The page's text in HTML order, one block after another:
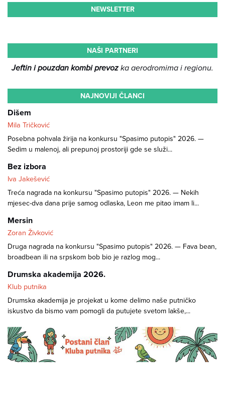
NEWSLETTER
NAŠI PARTNERI
Jeftin i pouzdan kombi prevozka aerodromima i regionu.
NAJNOVIJI ČLANCI
Dišem
Mila Tričković
Posebna pohvala žirija na konkursu "Spasimo putopis" 2026. —
Sedim u malenoj, ali prepunoj prostoriji gde se služi...
Bez izbora
Iva Jakešević
Treća nagrada na konkursu "Spasimo putopis" 2026. — Nekih
mjesec-dva dana prije samog odlaska, Leon me pitao imam li...
Mersin
Zoran Živković
Druga nagrada na konkursu "Spasimo putopis" 2026. — Fava bean,
broadbean ili na srpskom bob bio je razlog mog...
Drumska akademija 2026.
Klub putnika
Drumska akademija je projekat u kome delimo naše putničko
iskustvo da bismo vam pomogli da putujete svetom lakše,...